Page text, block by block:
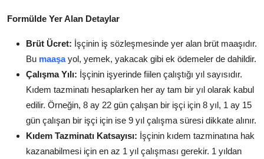
Formülde Yer Alan Detaylar
Brüt Ücret: İşçinin iş sözleşmesinde yer alan brüt maaşıdır.
Bu maaşayol, yemek, yakacak gibi ek ödemeler de dahildir.
Çalışma Yılı: İşçinin işyerinde fiilen çalıştığı yıl sayısıdır.
Kıdem tazminatı hesaplarken her ay tam bir yıl olarak kabul
edilir. Örneğin, 8 ay 22 gün çalışan bir işçi için 8 yıl, 1 ay 15
gün çalışan bir işçi için ise 9 yıl çalışma süresi dikkate alınır.
Kıdem Tazminatı Katsayısı: İşçinin kıdem tazminatına hak
kazanabilmesi için en az 1 yıl çalışması gerekir. 1 yıldan